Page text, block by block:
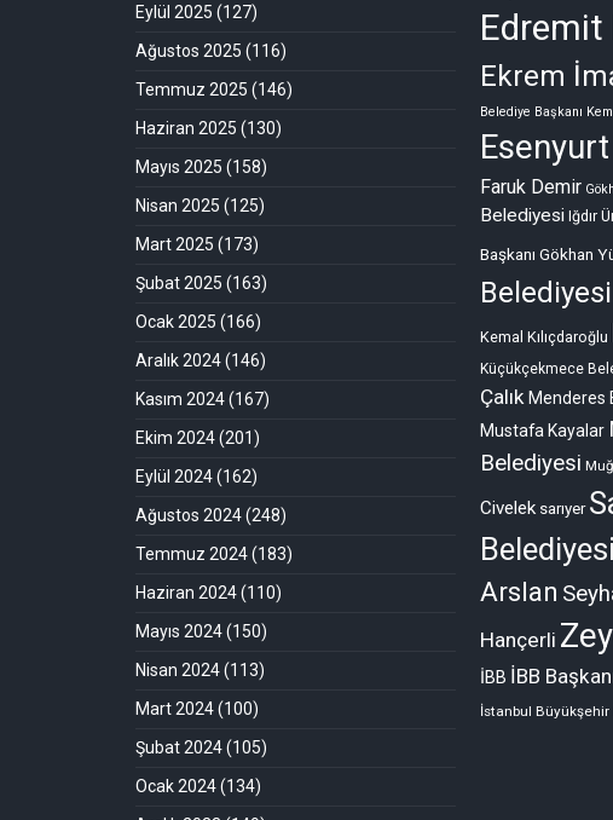
Eylül 2025 (127)
Ağustos 2025 (116)
Temmuz 2025 (146)
Haziran 2025 (130)
Mayıs 2025 (158)
Nisan 2025 (125)
Mart 2025 (173)
Şubat 2025 (163)
Ocak 2025 (166)
Aralık 2024(146)
Kasım 2024(167)
Ekim 2024(201)
Eylül 2024(162)
Ağustos 2024(248)
Temmuz 2024(183)
Haziran 2024(110)
Mayıs 2024(150)
Nisan 2024(113)
Mart 2024(100)
Şubat 2024(105)
Ocak 2024(134)
Edremit
Ekrem
Belediye Başkanı
Faruk Demir
Belediyesi Iğdır
Başkanı Gökhan
Belediyesi
Kemal Kılıçdaroğlu
Küçükçekmece
Çalık Menderes
Mustafa Kayalar
Belediyesi
Civelek sarıyer
Belediyesi
Arslan
Hançerli
İBB İBB
İstanbul